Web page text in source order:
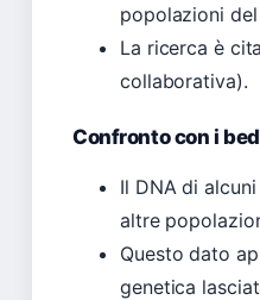
popolazioni
La ricerca è
collaborativa).
Confronto con i
Il DNA di
altre
Questo dato
genetica